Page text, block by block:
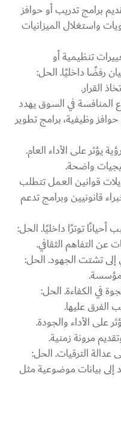
برامج تدريب أو حوافز
واستغلال الميزانيات
تنظيمية أو
رفضًا داخليًا. الحل:
القرار.
المنافسة في السوق يهدد
وظيفية، برامج تطوير
يؤثر على الأداء العام.
واضحة.
قوانين العمل تتطلب
قانونيين وبرامج تدعم
أحيانًا توترًا داخليًا. الحل:
عن التفاهم الثقافي.
تشتت الجهود. الحل:
في الكفاءة. الحل:
الفرق عليها.
على الأداء والجودة.
مرونة زمنية.
عدالة الترقيات. الحل:
إلى بيانات موضوعية مثل